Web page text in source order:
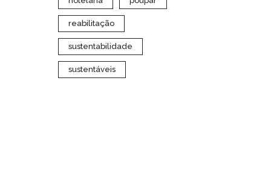
reabilitação
sustentabilidade
sustentáveis